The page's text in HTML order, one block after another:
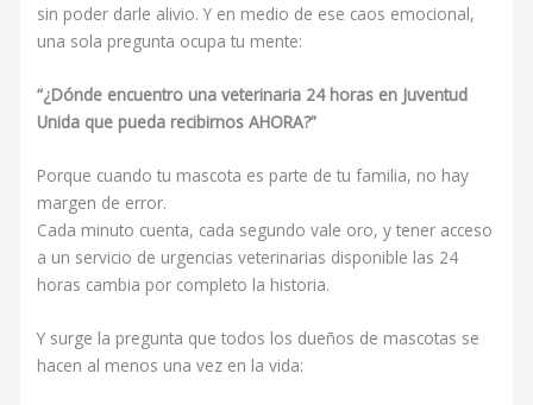
sin poder darle alivio. Y en medio de ese caos emocional,
una sola pregunta ocupa tu mente:
“¿Dónde encuentro una veterinaria 24 horas en Juventud
Unida que pueda recibirnos AHORA?”
Porque cuando tu mascota es parte de tu familia, no hay
margen de error.
Cada minuto cuenta, cada segundo vale oro, y tener acceso
a un servicio de urgencias veterinarias disponible las 24
horas cambia por completo la historia.
Y surge la pregunta que todos los dueños de mascotas se
hacen al menos una vez en la vida: